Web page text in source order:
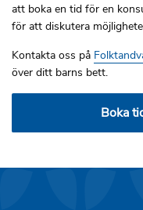
att boka en tid för en
för att diskutera
Kontakta oss på
över ditt barns bett.
Boka